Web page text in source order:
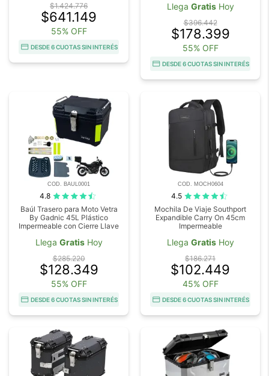
$1.424.776
$641.149
55% OFF
DESDE 6 CUOTAS SIN INTERÉS
Llega GratisHoy
$396.442
$178.399
55% OFF
DESDE 6 CUOTAS SIN INTERÉS
COD. BAUL0001
4.8
Baúl Trasero para Moto Vetra
By Gadnic 45L Plástico
Impermeable con Cierre Llave
Llega GratisHoy
$285.220
$128.349
55% OFF
DESDE 6 CUOTAS SIN INTERÉS
COD. MOCH0604
4.5
Mochila De Viaje Southport
Expandible Carry On 45cm
Impermeable
Llega GratisHoy
$186.271
$102.449
45% OFF
DESDE 6 CUOTAS SIN INTERÉS